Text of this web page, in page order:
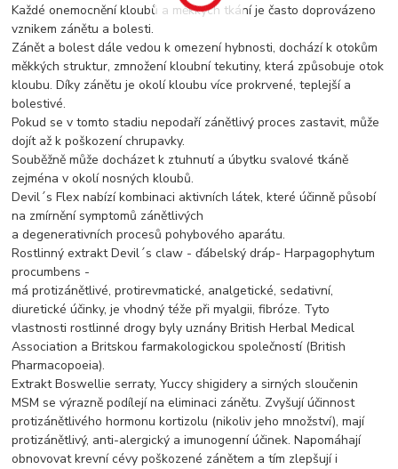
Každé onemocnění kloubů a měkkých tkání je často doprovázeno
vznikem zánětu a bolesti.
Zánět a bolest dále vedou k omezení hybnosti, dochází k otokům
měkkých struktur, zmnožení kloubní tekutiny, která způsobuje otok
kloubu. Díky zánětu je okolí kloubu více prokrvené, teplejší a
bolestivé.
Pokud se v tomto stadiu nepodaří zánětlivý proces zastavit, může
dojít až k poškození chrupavky.
Souběžně může docházet k ztuhnutí a úbytku svalové tkáně
zejména v okolí nosných kloubů.
Devil´s Flex nabízí kombinaci aktivních látek, které účinně působí
na zmírnění symptomů zánětlivých
a degenerativních procesů pohybového aparátu.
Rostlinný extrakt Devil´s claw - ďábelský dráp- Harpagophytum
procumbens -
má protizánětlivé, protirevmatické, analgetické, sedativní,
diuretické účinky, je vhodný téže při myalgii, fibróze. Tyto
vlastnosti rostlinné drogy byly uznány British Herbal Medical
Association a Britskou farmakologickou společností (British
Pharmacopoeia).
Extrakt Boswellie serraty, Yuccy shigidery a sirných sloučenin
MSM se výrazně podílejí na eliminaci zánětu. Zvyšují účinnost
protizánětlivého hormonu kortizolu (nikoliv jeho množství), mají
protizánětlivý, anti-alergický a imunogenní účinek. Napomáhají
obnovovat krevní cévy poškozené zánětem a tím zlepšují i